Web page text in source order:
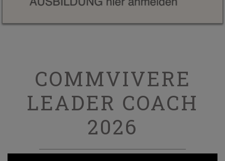
COMMVIVERE
LEADER COACH
2026